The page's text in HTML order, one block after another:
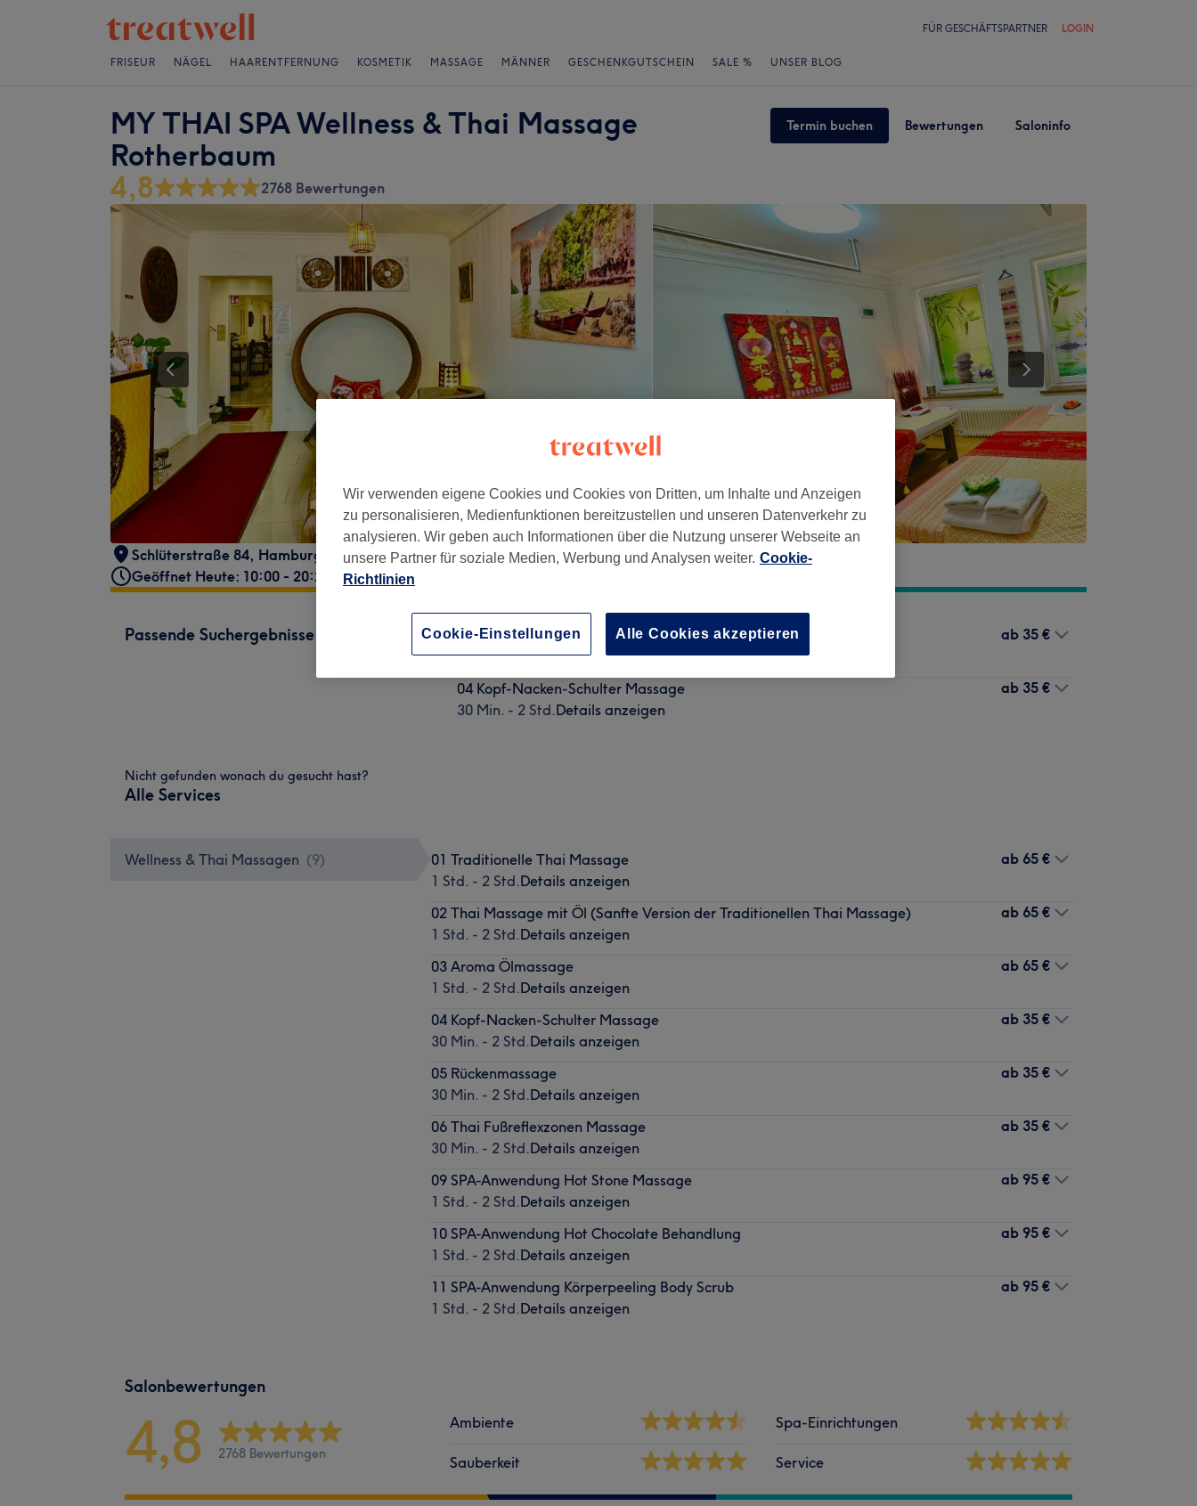
FÜR GESCHÄFTSPARTNER LOGIN
FRISEUR NÄGEL HAARENTFERNUNG KOSMETIK MASSAGE MÄNNER GESCHENKGUTSCHEIN SALE % UNSER BLOG
MY THAI SPA Wellness & Thai Massage
Rotherbaum
Termin buchen Bewertungen Saloninfo
4,8 2768 Bewertungen
Schlüterstraße 84, Hamburg Eimsbüttel Rotherbaum, 20146 - Gehört zu MY THAI SPA
Geöffnet Heute: 10:00 - 20:20
Passende Suchergebnisse
05 Rückenmassage
30 Min. - 2 Std.Details anzeigen
ab 35 €
04 Kopf-Nacken-Schulter Massage
30 Min. - 2 Std.Details anzeigen
ab 35 €
Nicht gefunden wonach du gesucht hast?
Alle Services
Wellness & Thai Massagen (9)
01 Traditionelle Thai Massage
1 Std. - 2 Std.Details anzeigen
ab 65 €
02 Thai Massage mit Öl (Sanfte Version der Traditionellen Thai Massage)
1 Std. - 2 Std.Details anzeigen
ab 65 €
03 Aroma Ölmassage
1 Std. - 2 Std.Details anzeigen
ab 65 €
04 Kopf-Nacken-Schulter Massage
30 Min. - 2 Std.Details anzeigen
ab 35 €
05 Rückenmassage
30 Min. - 2 Std.Details anzeigen
ab 35 €
06 Thai Fußreflexzonen Massage
30 Min. - 2 Std.Details anzeigen
ab 35 €
09 SPA-Anwendung Hot Stone Massage
1 Std. - 2 Std.Details anzeigen
ab 95 €
10 SPA-Anwendung Hot Chocolate Behandlung
1 Std. - 2 Std.Details anzeigen
ab 95 €
11 SPA-Anwendung Körperpeeling Body Scrub
1 Std. - 2 Std.Details anzeigen
ab 95 €
Salonbewertungen
4,8 2768 Bewertungen
Ambiente
Sauberkeit
Spa-Einrichtungen
Service
Wir verwenden eigene Cookies und Cookies von Dritten, um Inhalte und Anzeigen
zu personalisieren, Medienfunktionen bereitzustellen und unseren Datenverkehr zu
analysieren. Wir geben auch Informationen über die Nutzung unserer Webseite an
unsere Partner für soziale Medien, Werbung und Analysen weiter. Cookie-
Richtlinien
Cookie-Einstellungen Alle Cookies akzeptieren